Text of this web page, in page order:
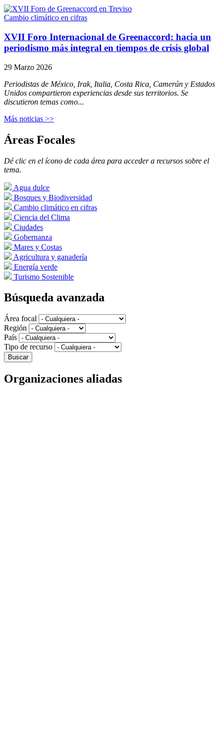
Cambio climático en cifras
XVII Foro Internacional de Greenaccord: hacia un
periodismo más integral en tiempos de crisis global
29 Marzo 2026
Periodistas de México, Irak, Italia, Costa Rica, Camerún y Estados
Unidos compartieron experiencias desde sus territorios. Se
discutieron temas como...
Más noticias >>
Áreas Focales
Dé clic en el ícono de cada área para acceder a recursos sobre el
tema.
Agua dulce
Bosques y Biodiversidad
Cambio climático en cifras
Ciencia del Clima
Ciudades
Gobernanza
Mares y Costas
Agricultura y ganadería
Energía verde
Turismo Sostenible
Búsqueda avanzada
Área focal
Región
País
Tipo de recurso
Organizaciones aliadas